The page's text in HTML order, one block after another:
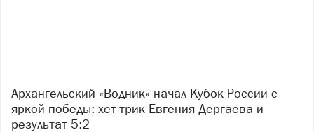
Архангельский «Водник» начал Кубок России с
яркой победы: хет-трик Евгения Дергаева и
результат 5:2